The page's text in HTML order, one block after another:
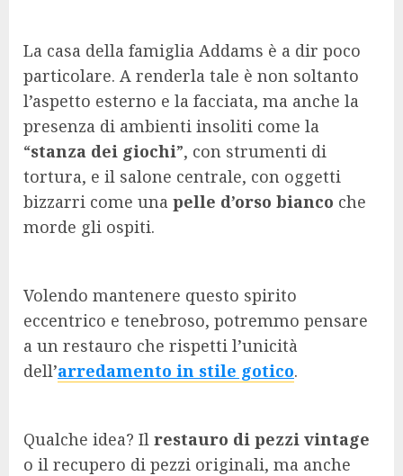
La casa della famiglia Addams è a dir poco
particolare. A renderla tale è non soltanto
l’aspetto esterno e la facciata, ma anche la
presenza di ambienti insoliti come la
“stanza dei giochi”, con strumenti di
tortura, e il salone centrale, con oggetti
bizzarri come una pelle d’orso bianco che
morde gli ospiti.
Volendo mantenere questo spirito
eccentrico e tenebroso, potremmo pensare
a un restauro che rispetti l’unicità
dell’arredamento in stile gotico.
Qualche idea? Il restauro di pezzi vintage
o il recupero di pezzi originali, ma anche